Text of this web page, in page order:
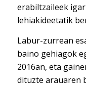
erabiltzaileek
lehiakideetatik
Labur-zurrean
baino gehiagok
2016an, eta
dituzte arauaren